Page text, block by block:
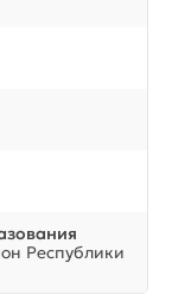
Республики